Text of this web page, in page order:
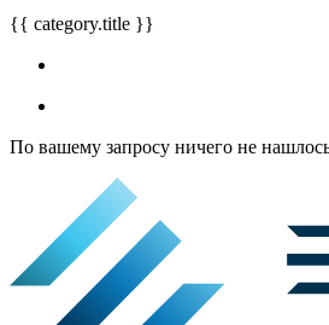
{{ category.title }}
По вашему запросу ничего не